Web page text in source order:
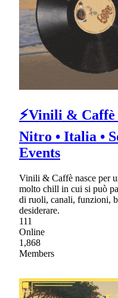
⚡Vinili & Caffè
Nitro • Italia •
Events
Vinili & Caffè nasce per
molto chill in cui si può
di ruoli, canali, funzioni,
desiderare.
111
Online
1,868
Members